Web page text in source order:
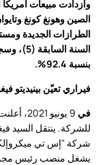
الطرازات الجديدة
بنسبة 92.4%.
فيراري تعيّن بينيديتو
في
9 يونيو
للشركة. ينتقل السيد
يشغل منصب رئيس